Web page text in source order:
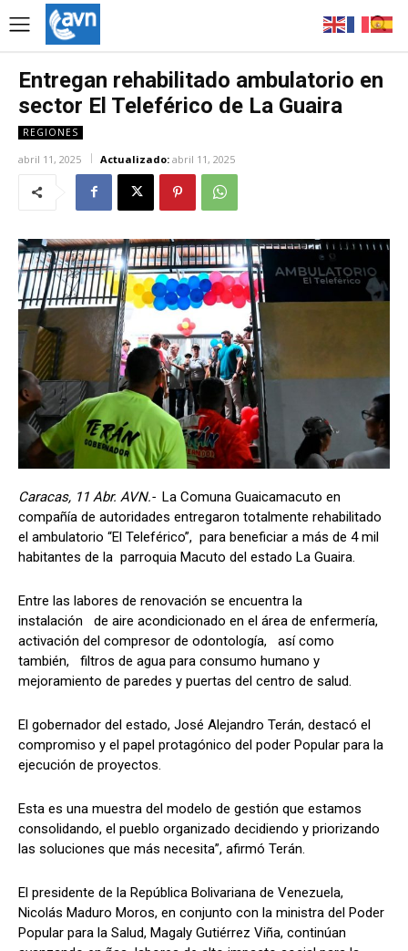
Entregan rehabilitado ambulatorio en
sector El Teleférico de La Guaira
REGIONES
abril 11, 2025 Actualizado: abril 11, 2025
Caracas, 11 Abr. AVN.- La Comuna Guaicamacuto en
compañía de autoridades entregaron totalmente rehabilitado
el ambulatorio “El Teleférico”, para beneficiar a más de 4 mil
habitantes de la parroquia Macuto del estado La Guaira.
Entre las labores de renovación se encuentra la
instalación de aire acondicionado en el área de enfermería,
activación del compresor de odontología, así como
también, filtros de agua para consumo humano y
mejoramiento de paredes y puertas del centro de salud.
El gobernador del estado, José Alejandro Terán, destacó el
compromiso y el papel protagónico del poder Popular para la
ejecución de proyectos.
Esta es una muestra del modelo de gestión que estamos
consolidando, el pueblo organizado decidiendo y priorizando
las soluciones que más necesita”, afirmó Terán.
El presidente de la República Bolivariana de Venezuela,
Nicolás Maduro Moros, en conjunto con la ministra del Poder
Popular para la Salud, Magaly Gutiérrez Viña, continúan